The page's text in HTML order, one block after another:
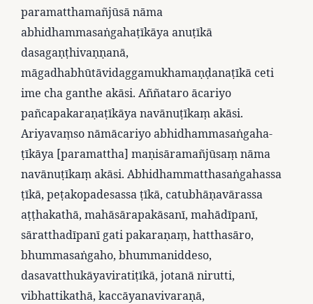
paramatthamañjūsā nāma
abhidhammasaṅgahaṭīkāya anuṭīkā
dasagaṇṭhivaṇṇanā,
māgadhabhūtāvidaggamukhamaṇḍanaṭīkā ceti
ime cha ganthe akāsi. Aññataro ācariyo
pañcapakaraṇaṭīkāya navānuṭīkaṃ akāsi.
Ariyavaṃso nāmācariyo abhidhammasaṅgaha-
ṭīkāya [paramattha] maṇisāramañjūsaṃ nāma
navānuṭīkaṃ akāsi. Abhidhammatthasaṅgahassa
ṭīkā, peṭakopadesassa ṭīkā, catubhāṇavārassa
aṭṭhakathā, mahāsārapakāsanī, mahādīpanī,
sāratthadīpanī gati pakaraṇaṃ, hatthasāro,
bhummasaṅgaho, bhummaniddeso,
dasavatthukāyaviratiṭīkā, jotanā nirutti,
vibhattikathā, kaccāyanavivaraṇā,